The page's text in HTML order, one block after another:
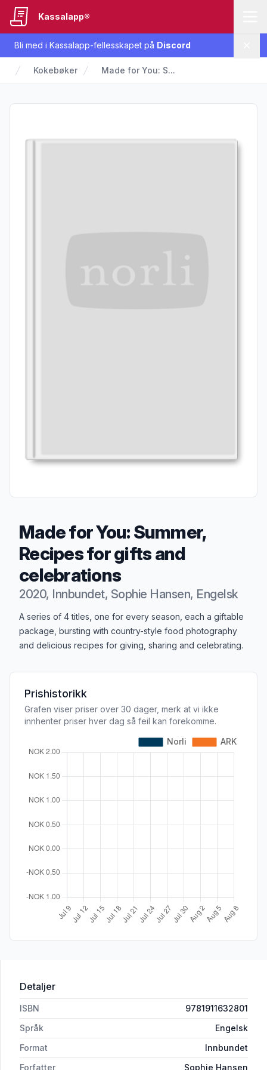
Bli med i Kassalapp-fellesskapet på Discord
Kassalapp®
Kokebøker Made for You: S...
Made for You: Summer,
Recipes for gifts and
celebrations
2020, Innbundet, Sophie Hansen, Engelsk
Produktbeskrivelse
A series of 4 titles, one for every season, each a giftable
package, bursting with country-style food photography
and delicious recipes for giving, sharing and celebrating.
Prishistorikk
Grafen viser priser over 30 dager, merk at vi ikke
innhenter priser hver dag så feil kan forekomme.
Detaljer
ISBN
9781911632801
Språk
Engelsk
Format
Innbundet
Forfatter
Sophie Hansen